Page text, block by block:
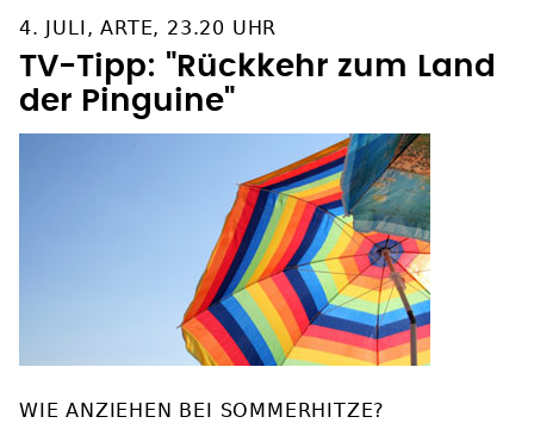
4. JULI, ARTE, 23.20 UHR
TV-Tipp: "Rückkehr zum Land
der Pinguine"
WIE ANZIEHEN BEI SOMMERHITZE?